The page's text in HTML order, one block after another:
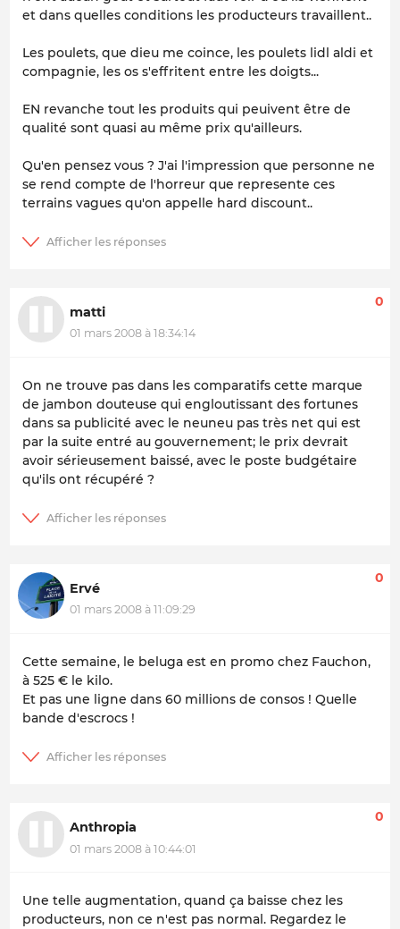
et dans quelles conditions les producteurs travaillent..
Les poulets, que dieu me coince, les poulets lidl aldi et
compagnie, les os s'effritent entre les doigts...
EN revanche tout les produits qui peuivent être de
qualité sont quasi au même prix qu'ailleurs.
Qu'en pensez vous ? J'ai l'impression que personne ne
se rend compte de l'horreur que represente ces
terrains vagues qu'on appelle hard discount..
matti
01 mars 2008 à 18:34:14
0
On ne trouve pas dans les comparatifs cette marque
de jambon douteuse qui engloutissant des fortunes
dans sa publicité avec le neuneu pas très net qui est
par la suite entré au gouvernement; le prix devrait
avoir sérieusement baissé, avec le poste budgétaire
qu'ils ont récupéré ?
Ervé
01 mars 2008 à 11:09:29
0
Cette semaine, le beluga est en promo chez Fauchon,
à 525 € le kilo.
Et pas une ligne dans 60 millions de consos ! Quelle
bande d'escrocs !
Anthropia
01 mars 2008 à 10:44:01
0
Une telle augmentation, quand ça baisse chez les
producteurs, non ce n'est pas normal. Regardez le